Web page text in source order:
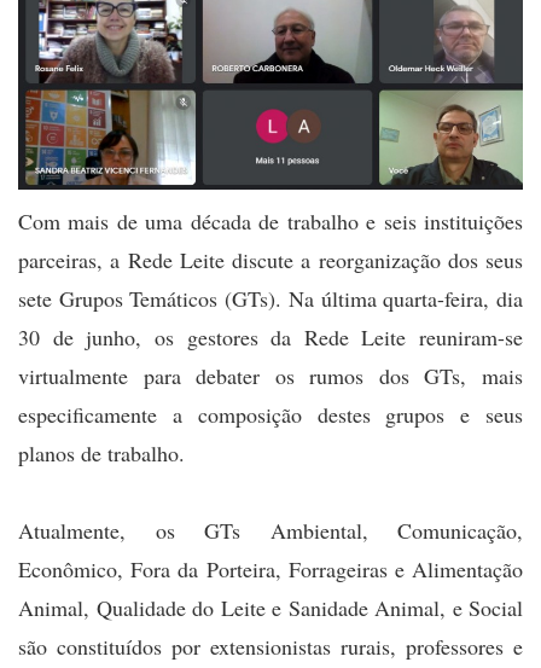
Com mais de uma década de trabalho e seis instituições
parceiras, a Rede Leite discute a reorganização dos seus
sete Grupos Temáticos (GTs). Na última quarta-feira, dia
30 de junho, os gestores da Rede Leite reuniram-se
virtualmente para debater os rumos dos GTs, mais
especificamente a composição destes grupos e seus
planos de trabalho.
Atualmente, os GTs Ambiental, Comunicação,
Econômico, Fora da Porteira, Forrageiras e Alimentação
Animal, Qualidade do Leite e Sanidade Animal, e Social
são constituídos por extensionistas rurais, professores e